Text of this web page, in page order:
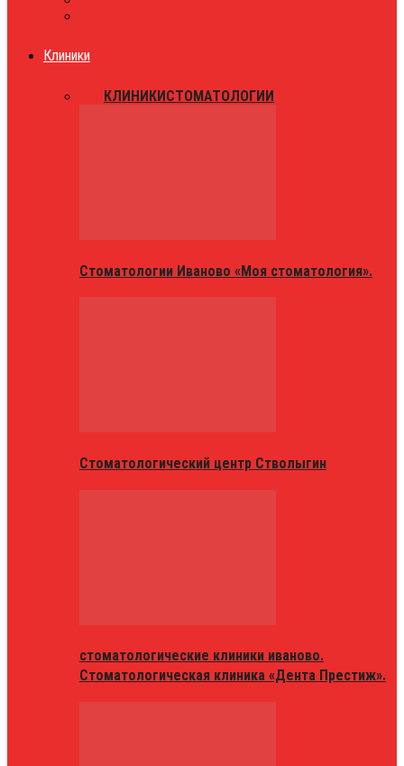
Клиники
КЛИНИКИСТОМАТОЛОГИИ
Стоматологии Иваново «Моя стоматология».
Стоматологический центр Стволыгин
стоматологические клиники иваново.
Стоматологическая клиника «Дента Престиж».